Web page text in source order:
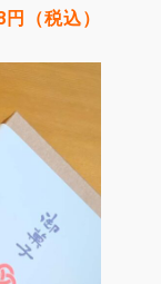
（税込）